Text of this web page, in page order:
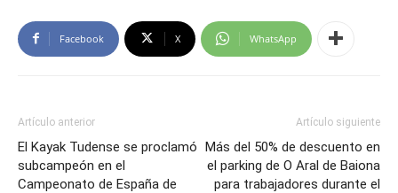
Facebook X WhatsApp
Artículo anterior
El Kayak Tudense se proclamó
subcampeón en el
Campeonato de España de
Artículo siguiente
Más del 50% de descuento en
el parking de O Aral de Baiona
para trabajadores durante el